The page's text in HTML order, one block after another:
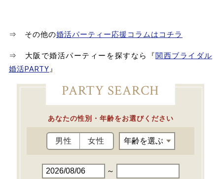
⇒ その他の婚活パーティー応援コラムはコチラ
⇒ 大阪で婚活パーティーを探すなら『関西ブライダル
婚活PARTY』
PARTY SEARCH
あなたの性別・年齢をお選びください
男性 女性
～